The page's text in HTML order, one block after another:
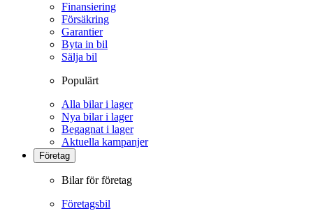
Finansiering
Försäkring
Garantier
Byta in bil
Sälja bil
Populärt
Alla bilar i lager
Nya bilar i lager
Begagnat i lager
Aktuella kampanjer
Företag
Bilar för företag
Företagsbil